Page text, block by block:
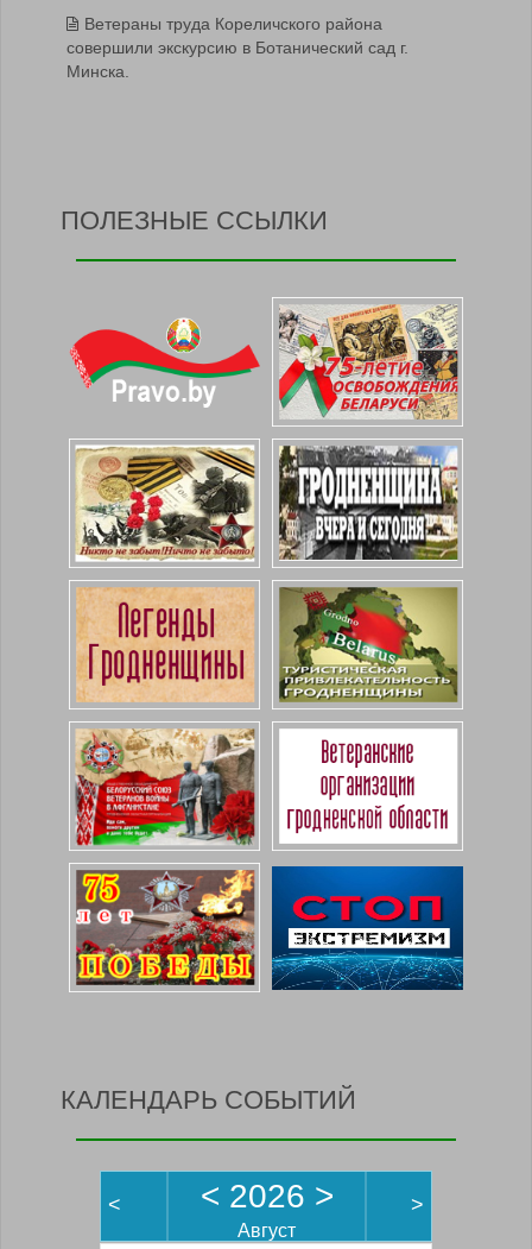
Ветераны труда Кореличского района
совершили экскурсию в Ботанический сад г.
Минска.
ПОЛЕЗНЫЕ ССЫЛКИ
КАЛЕНДАРЬ СОБЫТИЙ
< < 2026 >
Август
>